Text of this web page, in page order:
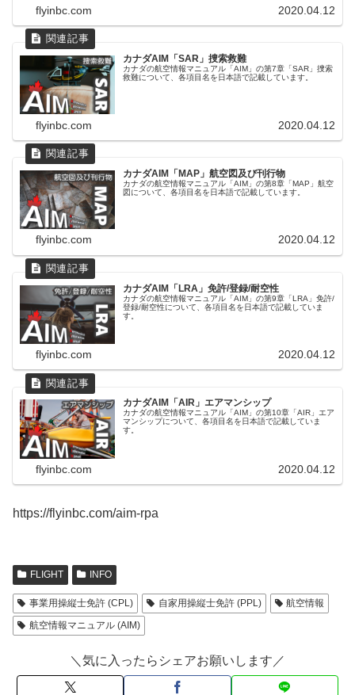
flyinbc.com 2020.04.12
カナダAIM「SAR」捜索救難
カナダの航空情報マニュアル「AIM」の第7章「SAR」捜索
救難について、各項目名を日本語で記載しています。
flyinbc.com 2020.04.12
カナダAIM「MAP」航空図及び刊行物
カナダの航空情報マニュアル「AIM」の第8章「MAP」航空
図について、各項目名を日本語で記載しています。
flyinbc.com 2020.04.12
カナダAIM「LRA」免許/登録/耐空性
カナダの航空情報マニュアル「AIM」の第9章「LRA」免許/
登録/耐空性について、各項目名を日本語で記載していま
す。
flyinbc.com 2020.04.12
カナダAIM「AIR」エアマンシップ
カナダの航空情報マニュアル「AIM」の第10章「AIR」エア
マンシップについて、各項目名を日本語で記載していま
す。
flyinbc.com 2020.04.12
https://flyinbc.com/aim-rpa
FLIGHT INFO
事業用操縦士免許 (CPL) 自家用操縦士免許 (PPL)
航空情報
航空情報マニュアル (AIM)
＼気に入ったらシェアお願いします／